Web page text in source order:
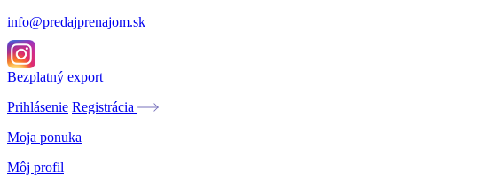
info@predajprenajom.sk
Bezplatný export
Prihlásenie Registrácia
Moja ponuka
Môj profil